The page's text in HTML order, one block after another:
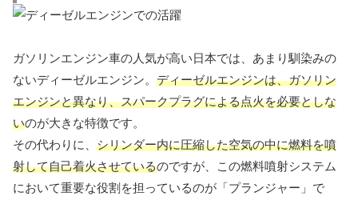
ガソリンエンジン車の人気が高い日本では、あまり馴染みの
ないディーゼルエンジン。 ディーゼルエンジンは、ガソリン
エンジンと異なり、スパークプラグによる点火を必要としな
いのが大きな特徴です。
その代わりに、 シリンダー内に圧縮した空気の中に燃料を噴
射して自己着火させているのですが、この燃料噴射システム
において重要な役割を担っているのが「プランジャー」で